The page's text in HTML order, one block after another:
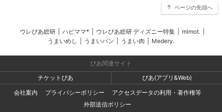
ページの先頭へ
ウレぴあ総研 ハピママ* ウレぴあ総研 ディズニー特集 mimot.
うまいめし
うまいパン うまい肉 Medery.
ぴあ関連サイト
チケットぴあ
ぴあ(アプリ&Web)
会社案内
プライバシーポリシー
アクセスデータの利用・著作権等
外部送信ポリシー